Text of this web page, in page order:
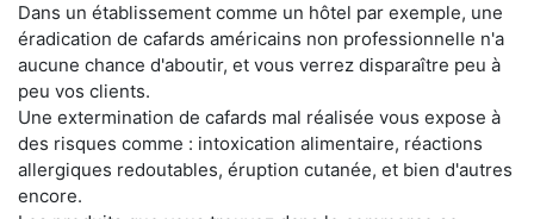
Dans un établissement comme un hôtel par exemple, une
éradication de cafards américains non professionnelle n'a
aucune chance d'aboutir, et vous verrez disparaître peu à
peu vos clients.
Une extermination de cafards mal réalisée vous expose à
des risques comme : intoxication alimentaire, réactions
allergiques redoutables, éruption cutanée, et bien d'autres
encore.